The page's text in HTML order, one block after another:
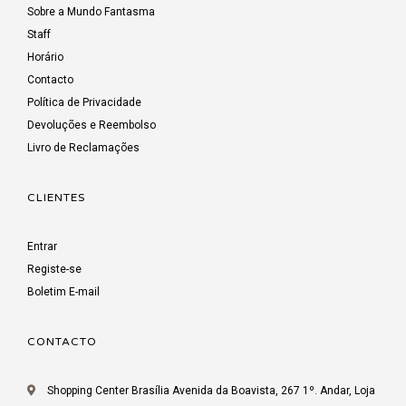
Sobre a Mundo Fantasma
Staff
Horário
Contacto
Política de Privacidade
Devoluções e Reembolso
Livro de Reclamações
CLIENTES
Entrar
Registe-se
Boletim E-mail
CONTACTO
Shopping Center Brasília Avenida da Boavista, 267 1º. Andar, Loja